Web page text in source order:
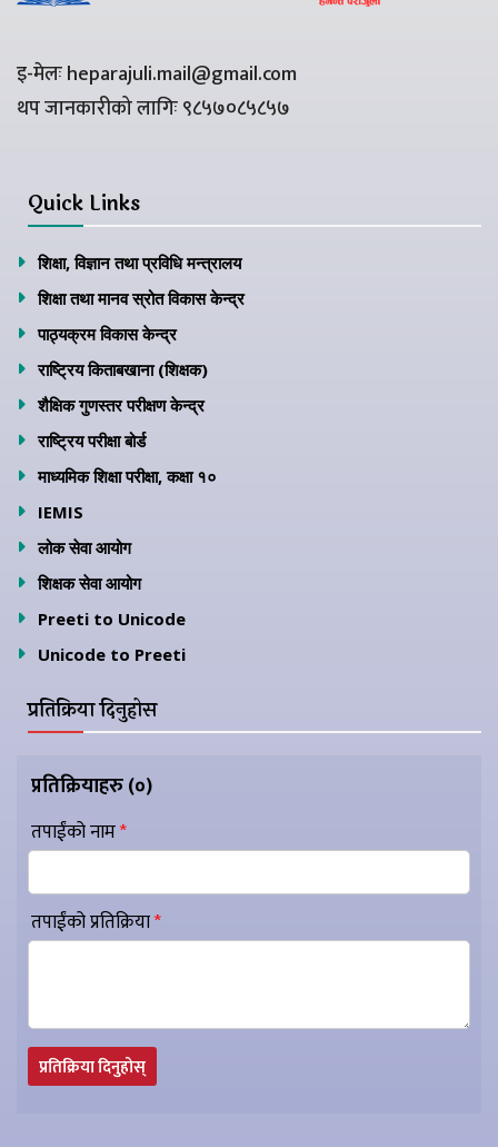
इ-मेलः heparajuli.mail@gmail.com
थप जानकारीको लागिः ९८५७०८५८५७
Quick Links
शिक्षा, विज्ञान तथा प्रविधि मन्त्रालय
शिक्षा तथा मानव स्रोत विकास केन्द्र
पाठ्यक्रम विकास केन्द्र
राष्ट्रिय किताबखाना (शिक्षक)
शैक्षिक गुणस्तर परीक्षण केन्द्र
राष्ट्रिय परीक्षा बोर्ड
माध्यमिक शिक्षा परीक्षा, कक्षा १०
IEMIS
लोक सेवा आयोग
शिक्षक सेवा आयोग
Preeti to Unicode
Unicode to Preeti
प्रतिक्रिया दिनुहोस
प्रतिक्रियाहरु (०)
तपाईंको नाम*
तपाईंको प्रतिक्रिया*
प्रतिक्रिया दिनुहोस्